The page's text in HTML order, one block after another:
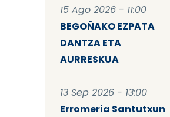
15 Ago 2026 - 11:00
BEGOÑAKO EZPATA
DANTZA ETA
AURRESKUA
13 Sep 2026 - 13:00
Erromeria Santutxun